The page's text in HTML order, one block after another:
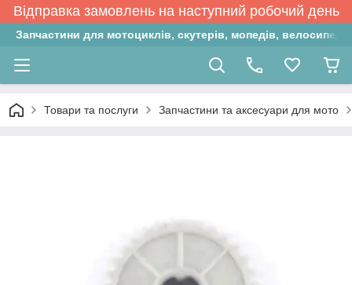
Відправка замовлень на наступний робочий день
Запчастини для мотоциклів, скутерів, мопедів,
Товари та послуги Запчастини та аксесуари для мото